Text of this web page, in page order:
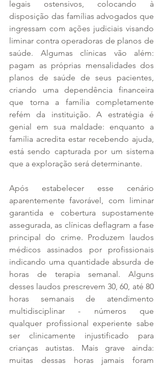
legais ostensivos, colocando à
disposição das famílias advogados que
ingressam com ações judiciais visando
liminar contra operadoras de planos de
saúde. Algumas clínicas vão além:
pagam as próprias mensalidades dos
planos de saúde de seus pacientes,
criando uma dependência financeira
que torna a família completamente
refém da instituição. A estratégia é
genial em sua maldade: enquanto a
família acredita estar recebendo ajuda,
está sendo capturada por um sistema
que a exploração será determinante.
Após estabelecer esse cenário
aparentemente favorável, com liminar
garantida e cobertura supostamente
assegurada, as clínicas deflagram a fase
principal do crime. Produzem laudos
médicos assinados por profissionais
indicando uma quantidade absurda de
horas de terapia semanal. Alguns
desses laudos prescrevem 30, 60, até 80
horas semanais de atendimento
multidisciplinar - números que
qualquer profissional experiente sabe
ser clinicamente injustificado para
crianças autistas. Mais grave ainda:
muitas dessas horas jamais foram